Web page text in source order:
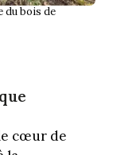
du bois de
cœur de